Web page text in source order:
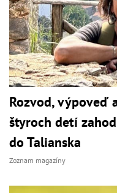
Rozvod, výpoveď
štyroch detí
do Talianska
Zoznam magazíny